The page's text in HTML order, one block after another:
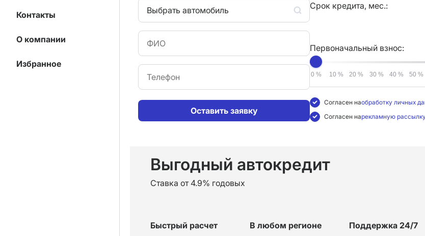
Контакты
О компании
Избранное
Срок кредита, мес.:
Первоначальный взнос:
0 % 10 % 20 % 30 % 40 % 50 %
Согласен наобработку личных
Согласен нарекламную рассылку
Выбрать автомобиль
Оставить заявку
Выгодный автокредит
Ставка от 4.9% годовых
Быстрый расчет В любом регионе Поддержка 24/7